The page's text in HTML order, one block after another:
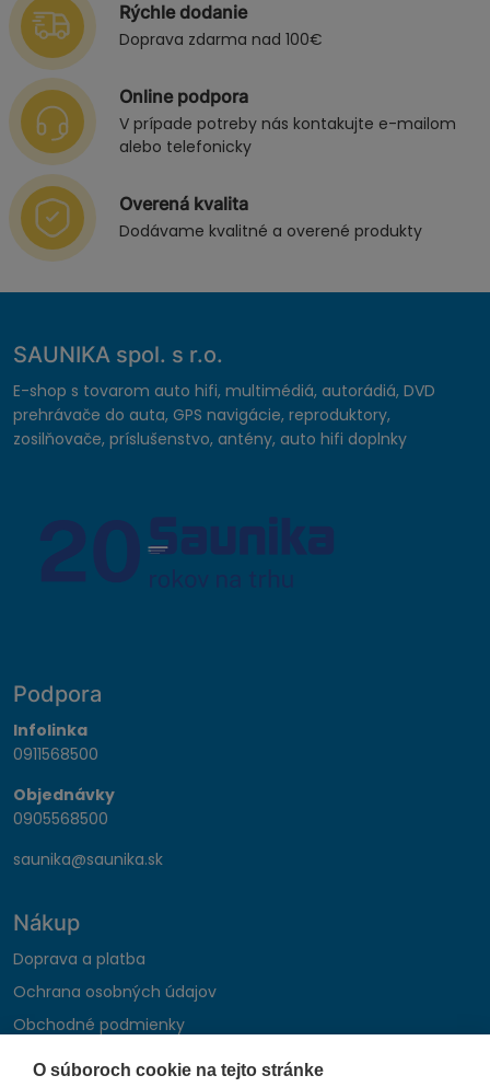
O súboroch cookie na tejto stránke
Rýchle dodanie
Doprava zdarma nad 100€
Online podpora
V prípade potreby nás kontakujte e-mailom
alebo telefonicky
Overená kvalita
Dodávame kvalitné a overené produkty
SAUNIKA spol. s r.o.
E-shop s tovarom auto hifi, multimédiá, autorádiá, DVD
prehrávače do auta, GPS navigácie, reproduktory,
zosilňovače, príslušenstvo, antény, auto hifi doplnky
Podpora
Infolinka
0911568500
Objednávky
0905568500
saunika@saunika.sk
Nákup
Doprava a platba
Ochrana osobných údajov
Obchodné podmienky
Reklamačný poriadok